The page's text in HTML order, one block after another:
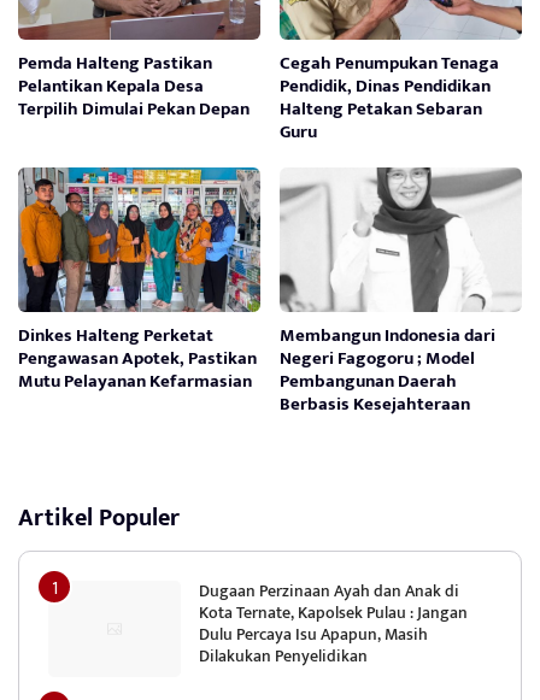
Pemda Halteng Pastikan
Pelantikan Kepala Desa
Terpilih Dimulai Pekan Depan
Cegah Penumpukan Tenaga
Pendidik, Dinas Pendidikan
Halteng Petakan Sebaran
Guru
Dinkes Halteng Perketat
Pengawasan Apotek, Pastikan
Mutu Pelayanan Kefarmasian
Membangun Indonesia dari
Negeri Fagogoru ; Model
Pembangunan Daerah
Berbasis Kesejahteraan
Artikel Populer
Dugaan Perzinaan Ayah dan Anak di
Kota Ternate, Kapolsek Pulau : Jangan
Dulu Percaya Isu Apapun, Masih
Dilakukan Penyelidikan